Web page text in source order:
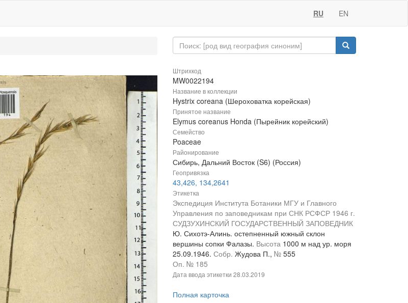
RU EN
Штрихкод
MW0022194
Название в коллекции
Hystrix coreana (Шероховатка корейская)
Принятое название
Elymus coreanus Honda (Пырейник корейский)
Семейство
Poaceae
Районирование
Сибирь, Дальний Восток (S6) (Россия)
Геопривязка
43,426, 134,2641
Этикетка
Экспедиция Института Ботаники МГУ и Главного
Управления по заповедникам при СНК РСФСР 1946 г.
СУДЗУХИНСКИЙ ГОСУДАРСТВЕННЫЙ ЗАПОВЕДНИК
Ю. Сихотэ-Алинь. остепненный южный склон
вершины сопки Фалазы. Высота 1000 м над ур. моря
25.09.1946. Собр. Жудова П., № 555
Оп. № 185
Дата ввода этикетки 28.03.2019
Полная карточка